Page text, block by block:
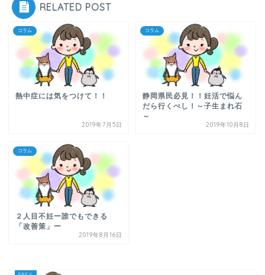
RELATED POST
コラム
熱中症には気をつけて！！
2019年7月5日
コラム
静岡県民必見！！妊活で悩ん
だら行くべし！～子生まれ石
～
2019年10月8日
コラム
２人目不妊ー誰でもできる
「改善策」ー
2019年8月16日